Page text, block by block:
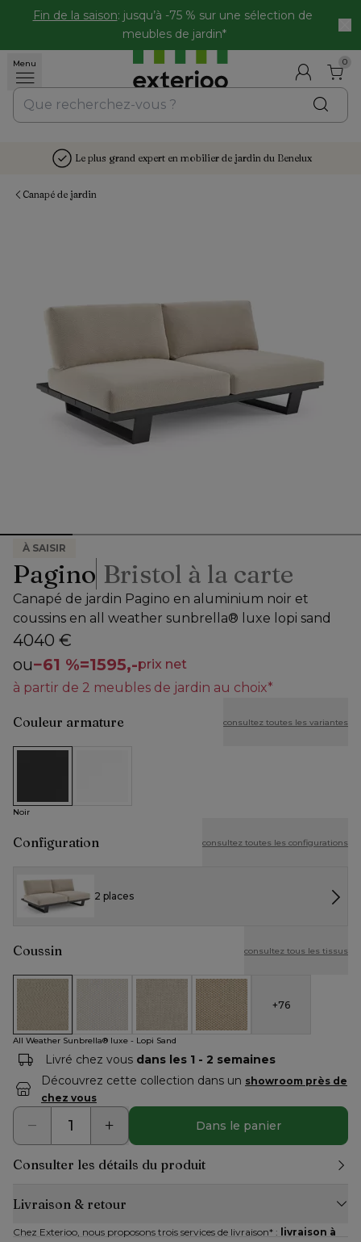
Fin de la saison: jusqu’à -75 % sur une sélection de
meubles de jardin*
Menu 0
Le plus grand expert en mobilier de jardin du Benelux
Canapé de jardin
À SAISIR
Pagino Bristol à la carte
Canapé de jardin Pagino en aluminium noir et
coussins en all weather sunbrella® luxe lopi sand
4040 €
ou−61 %=1595,-prix net
à partir de 2 meubles de jardin au choix*
Couleur armature consultez toutes les variantes
Noir
Configuration consultez toutes les configurations
2 places
Coussin consultez tous les tissus
All Weather Sunbrella® luxe - Lopi Sand
All Weather Cosytica - Althea Off White
All Weather Cosytica - Althea Chalk
All Weather Cosytica - Althea
+76
All Weather Sunbrella® luxe - Lopi Sand
Livré chez vous dans les 1 - 2 semaines
Découvrez cette collection dans un showroom près de
chez vous
Dans le panier
Consulter les détails du produit
Livraison & retour
Chez Exterioo, nous proposons trois services de livraison* : livraison à